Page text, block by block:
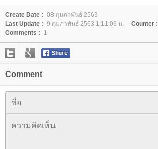
Create Date : 08 กุมภาพันธ์ 2563
Last Update : 9 กุมภาพันธ์ 2563 1:11:06 น. Counter :
Comments :
1
Comment